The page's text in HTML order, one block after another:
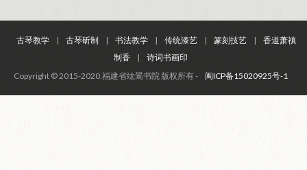
古琴教学 | 古琴斫制 | 书法教学 | 传统漆艺 | 篆刻技艺 |
香道萧禛
制香
|
诗词书画印
Copyright © 2015-2020.福建省竑翯书院 版权所有 -
闽ICP备15020925号-1